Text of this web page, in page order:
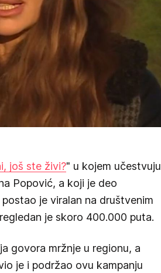
još ste živi?" u kojem učestvuju
Popović, a koji je deo
je viralan na društvenim
je skoro 400.000 puta.
govora mržnje u regionu, a
je i podržao ovu kampanju